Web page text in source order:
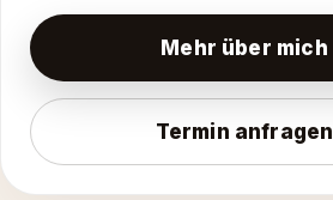
Mehr über mich
Termin anfragen